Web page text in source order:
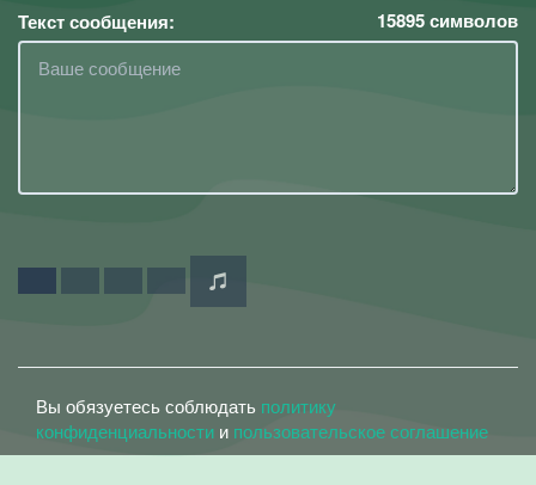
Текст сообщения: 15895символов
Вы обязуетесь соблюдать политику
конфиденциальности и пользовательское соглашение